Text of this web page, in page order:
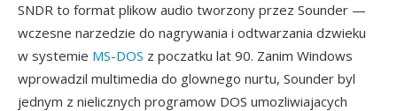
SNDR to format plikow audio tworzony przez Sounder —
wczesne narzedzie do nagrywania i odtwarzania dzwieku
w systemie MS-DOS z poczatku lat 90. Zanim Windows
wprowadzil multimedia do glownego nurtu, Sounder byl
jednym z nielicznych programow DOS umozliwiajacych